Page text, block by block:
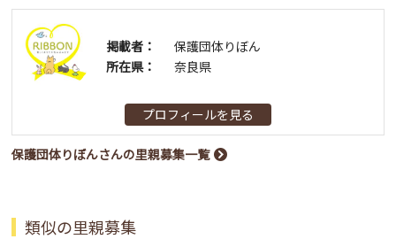
掲載者：
保護団体りぼん
所在県：
奈良県
プロフィールを見る
保護団体りぼんさんの里親募集一覧
類似の里親募集